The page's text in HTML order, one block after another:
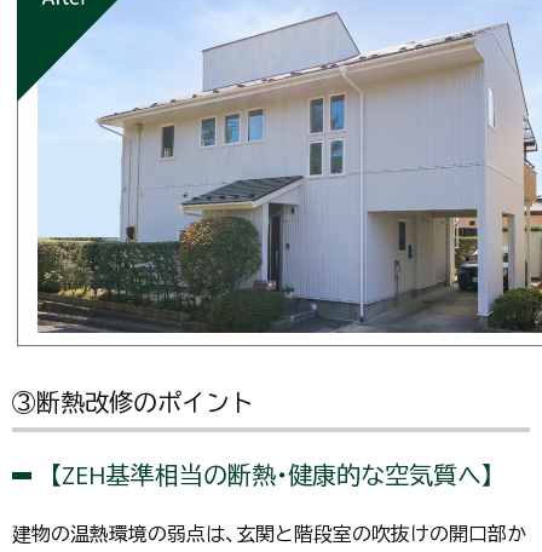
③断熱改修のポイント
【ZEH基準相当の断熱・健康的な空気質へ】
建物の温熱環境の弱点は、玄関と階段室の吹抜けの開口部か